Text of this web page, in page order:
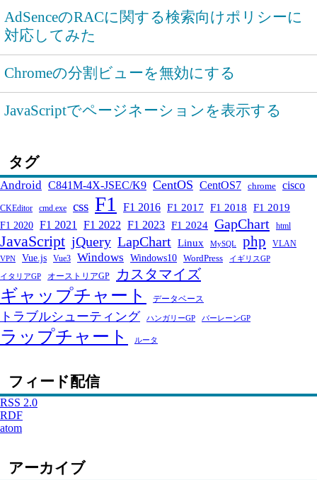
AdSenceのRACに関する検索向けポリシーに
対応してみた
Chromeの分割ビューを無効にする
JavaScriptでページネーションを表示する
タグ
Android C841M-4X-JSEC/K9 CentOS CentOS7 chrome cisco
CKEditor cmd.exe css F1 F1 2016 F1 2017 F1 2018 F1 2019
F1 2020 F1 2021 F1 2022 F1 2023 F1 2024 GapChart html
JavaScript jQuery LapChart Linux MySQL php VLAN
VPN Vue.js Vue3 Windows Windows10 WordPress イギリスGP
イタリアGP オーストリアGP カスタマイズ
ギャップチャート データベース
トラブルシューティング ハンガリーGP バーレーンGP
ラップチャート ルータ
フィード配信
RSS 2.0
RDF
atom
アーカイブ